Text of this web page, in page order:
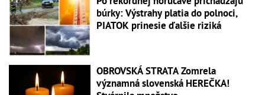
búrky: Výstrahy platia do polnoci,
PIATOK prinesie ďalšie riziká
OBROVSKÁ STRATA Zomrela
významná slovenská HEREČKA!